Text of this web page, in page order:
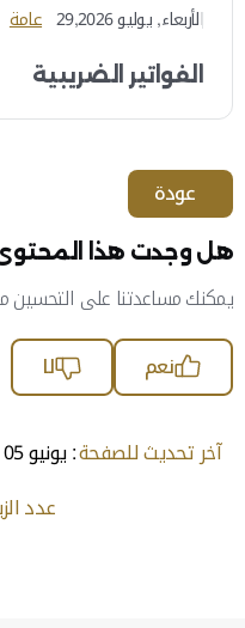
الأربعاء, يوليو 29,2026 عامة
الفواتير الضريبية
عودة
هل وجدت هذا
يمكنك مساعدتنا على التحسين
نعم
لا
آخر تحديث للصفحة: يونيو 05 2026
عدد